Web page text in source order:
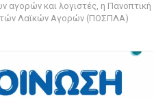
αγορών και λογιστές, η Πανοπτική
Λαϊκών Αγορών (ΠΟΣΠΛΑ)